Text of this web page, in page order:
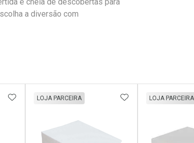
a diversão com
ADICIONAR AOS FAVORITOS
LOJA PARCEIRA ADICIONAR AOS
LOJA PARCEIRA